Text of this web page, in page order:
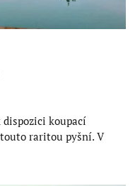
dispozici koupací
raritou pyšní. V